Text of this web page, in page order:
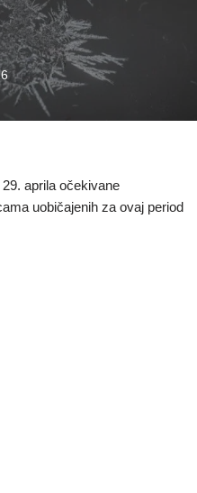
aprila očekivane
uobičajenih za ovaj period